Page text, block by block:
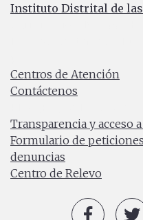
Instituto Distrital de
Centros de Atención
Contáctenos
Transparencia y acceso
Formulario de
denuncias
Centro de Relevo